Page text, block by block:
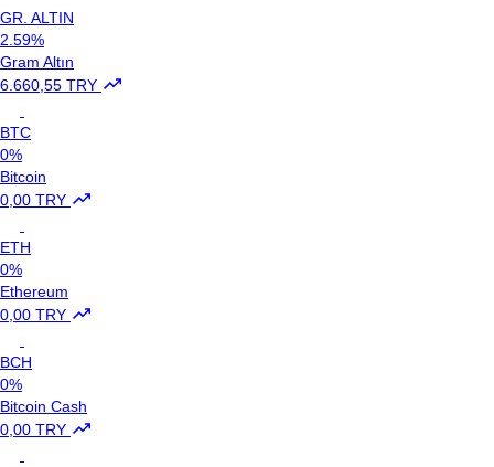
GR. ALTIN
2.59%
Gram Altın
6.660,55 TRY
BTC
0%
Bitcoin
0,00 TRY
ETH
0%
Ethereum
0,00 TRY
BCH
0%
Bitcoin Cash
0,00 TRY